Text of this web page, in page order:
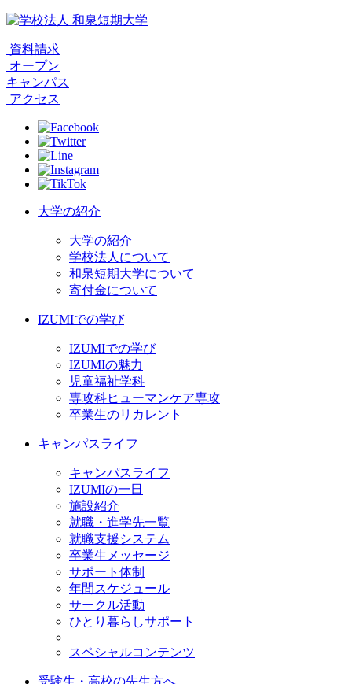
資料請求
オープン
キャンパス
アクセス
大学の紹介
大学の紹介
学校法人について
和泉短期大学について
寄付金について
IZUMIでの学び
IZUMIでの学び
IZUMIの魅力
児童福祉学科
専攻科ヒューマンケア専攻
卒業生のリカレント
キャンパスライフ
キャンパスライフ
IZUMIの一日
施設紹介
就職・進学先一覧
就職支援システム
卒業生メッセージ
サポート体制
年間スケジュール
サークル活動
ひとり暮らしサポート
スペシャルコンテンツ
受験生・高校の先生方へ